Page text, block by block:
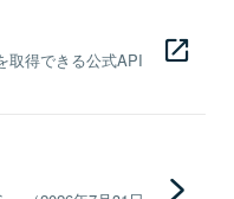
取得できる公式API